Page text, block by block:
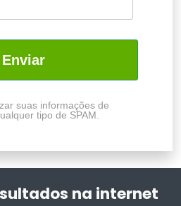
Enviar
suas informações de
tipo de SPAM.
na internet